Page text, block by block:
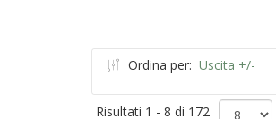
Ordina per: Uscita +/-
Risultati 1 - 8 di 172